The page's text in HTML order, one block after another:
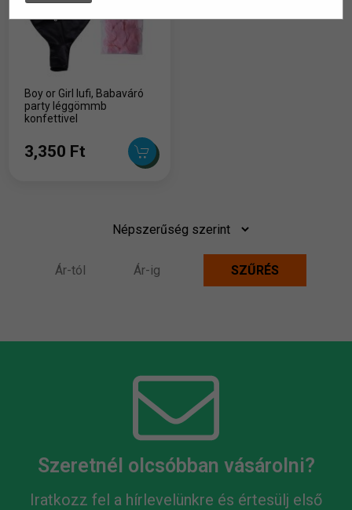
Boy or Girl lufi, Babaváró
party léggömmb
konfettivel
3,350 Ft
Szeretnél olcsóbban vásárolni?
Iratkozz fel a hírlevelünkre és értesülj első